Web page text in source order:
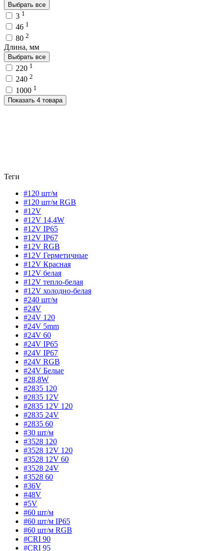
Выбрать все
3 1
46 1
80 2
Длина, мм
Выбрать все
220 1
240 2
1000 1
Показать 4 товара
Теги
#120 шт/м
#120 шт/м RGB
#12V
#12V 14,4W
#12V IP65
#12V IP67
#12V RGB
#12V Герметичные
#12V Красная
#12V белая
#12V тепло-белая
#12V холодно-белая
#240 шт/м
#24V
#24V 120
#24V 5mm
#24V 60
#24V IP65
#24V IP67
#24V RGB
#24V Белые
#28,8W
#2835 120
#2835 12V
#2835 12V 120
#2835 24V
#2835 60
#30 шт/м
#3528 120
#3528 12V 120
#3528 12V 60
#3528 24V
#3528 60
#36V
#48V
#5V
#60 шт/м
#60 шт/м IP65
#60 шт/м RGB
#CRI 90
#CRI 95